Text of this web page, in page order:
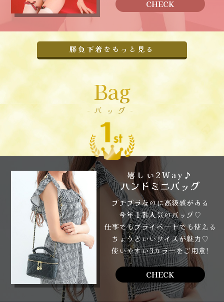
CHECK
勝負下着をもっと見る
Bag
-バッグ-
嬉しい2Way♪
ハンドミニバッグ
プチプラなのに高級感がある
今年１番人気のバッグ♡
仕事でもプライベートでも使える
ちょうどいいサイズが魅力♡
使いやすい3カラーをご用意!
CHECK